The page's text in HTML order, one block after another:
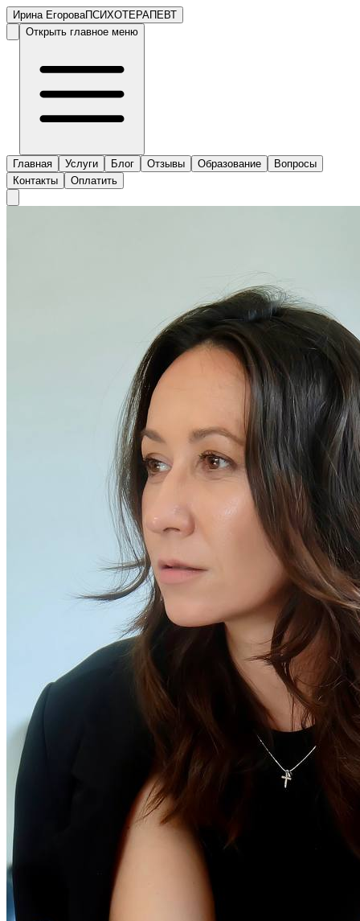
Ирина ЕгороваПСИХОТЕРАПЕВТ
Открыть главное меню
Главная Услуги Блог Отзывы Образование
Вопросы
Контакты
Оплатить